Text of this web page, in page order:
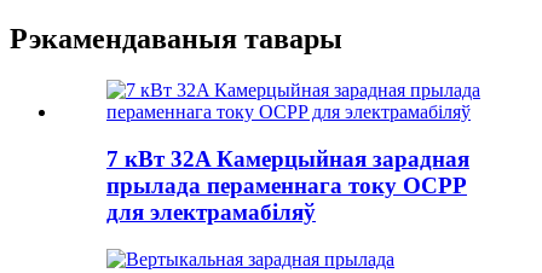
Рэкамендаваныя тавары
7 кВт 32A Камерцыйная зарадная
прылада пераменнага току OCPP
для электрамабіляў